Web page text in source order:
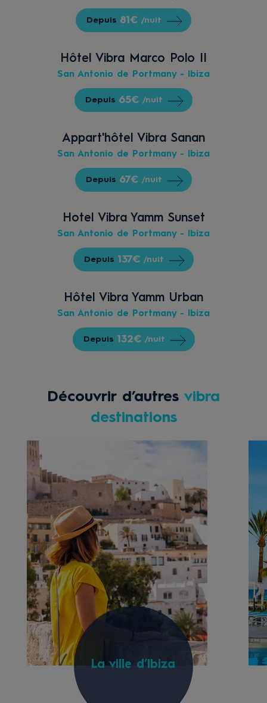
Depuis 81€ /nuit
Hôtel Vibra Marco Polo II
San Antonio de Portmany - Ibiza
Depuis 65€ /nuit
Appart'hôtel Vibra Sanan
San Antonio de Portmany - Ibiza
Depuis 67€ /nuit
Hotel Vibra Yamm Sunset
San Antonio de Portmany - Ibiza
Depuis 137€ /nuit
Hôtel Vibra Yamm Urban
San Antonio de Portmany - Ibiza
Depuis 132€ /nuit
Découvrir d’autres vibra
destinations
La ville d’Ibiza